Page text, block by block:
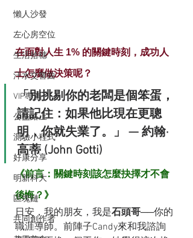
懶人沙發
左心房空位
生活拾穗
汗水交響曲
VIP專屬
公益路上
測驗小程式
好康分享
明新科大
區塊鏈
共同創作者
在面對人生 1% 的關鍵時刻，成功人
士怎麼做決策呢？
「別挑剔你的老闆是個笨蛋，
請記住：如果他比現在更聰
明，你就失業了。」 — 約翰·
高蒂 (John Gotti)
《前言：關鍵時刻該怎麼抉擇才不會
後悔？》
日安，我的朋友，我是石頭哥──你的
職涯導師。前陣子Candy來和我諮詢